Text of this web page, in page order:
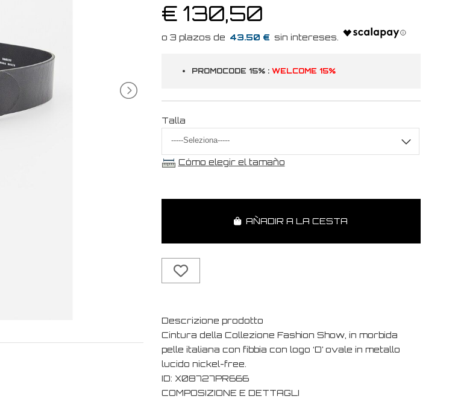
€ 130,50
43.50 €
PROMOCODE 15% : WELCOME 15%
Talla
Cómo elegir el tamaño
AÑADIR A LA CESTA
Descrizione prodotto
Cintura della Collezione Fashion Show, in morbida
pelle italiana con fibbia con logo ‘D’ ovale in metallo
lucido nickel-free.
ID: X08727PR666
COMPOSIZIONE E DETTAGLI